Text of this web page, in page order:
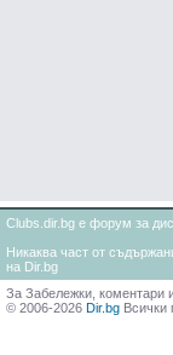
Clubs.dir.bg е форум за
Никаква част от
на Dir.bg
За Забележки, коментари
© 2006-2026 Dir.bg Всички